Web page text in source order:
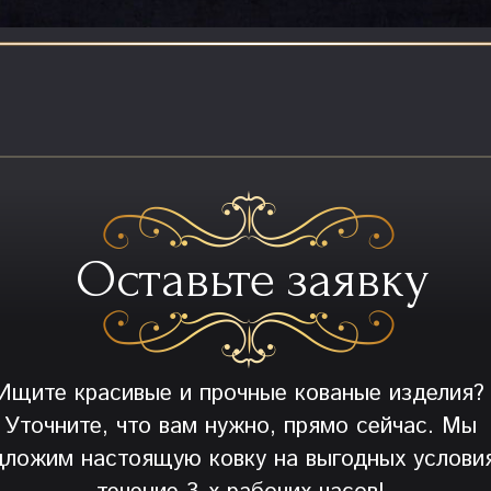
Оставьте заявку
красивые и прочные кованые изделия?
Уточните, что вам нужно, прямо сейчас. Мы
настоящую ковку на выгодных